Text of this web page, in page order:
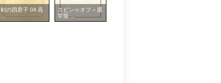
剣の四君子 04 高
スピン☆オフ～通
常版 ...